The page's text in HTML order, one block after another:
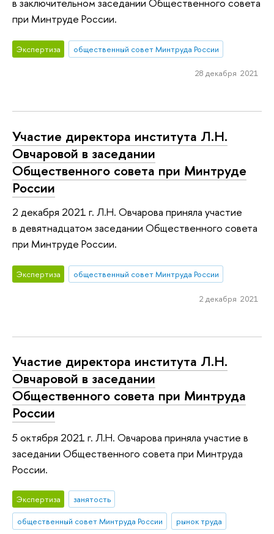
в заключительном заседании Общественного совета
при Минтруде России.
Экспертиза общественный совет Минтруда России
28 декабря 2021
Участие директора института Л.Н.
Овчаровой в заседании
Общественного совета при Минтруде
России
2 декабря 2021 г. Л.Н. Овчарова приняла участие
в девятнадцатом заседании Общественного совета
при Минтруде России.
Экспертиза общественный совет Минтруда России
2 декабря 2021
Участие директора института Л.Н.
Овчаровой в заседании
Общественного совета при Минтруда
России
5 октября 2021 г. Л.Н. Овчарова приняла участие в
заседании Общественного совета при Минтруда
России.
Экспертиза
занятость
общественный совет Минтруда России
рынок труда